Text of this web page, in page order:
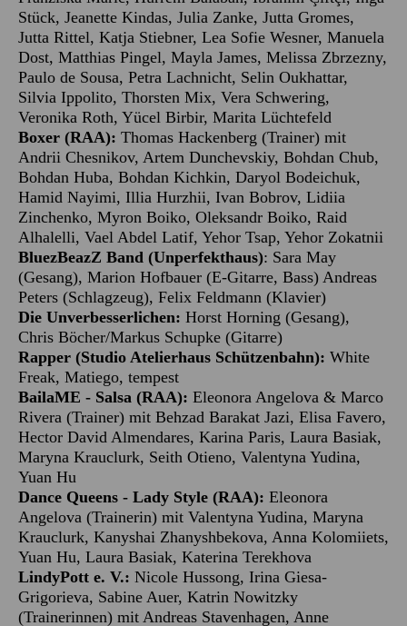
Stück, Jeanette Kindas, Julia Zanke, Jutta Gromes,
Jutta Rittel, Katja Stiebner, Lea Sofie Wesner, Manuela
Dost, Matthias Pingel, Mayla James, Melissa Zbrzezny,
Paulo de Sousa, Petra Lachnicht, Selin Oukhattar,
Silvia Ippolito, Thorsten Mix, Vera Schwering,
Veronika Roth, Yücel Birbir, Marita Lüchtefeld
Boxer (RAA): Thomas Hackenberg (Trainer) mit
Andrii Chesnikov, Artem Dunchevskiy, Bohdan Chub,
Bohdan Huba, Bohdan Kichkin, Daryol Bodeichuk,
Hamid Nayimi, Illia Hurzhii, Ivan Bobrov, Lidiia
Zinchenko, Myron Boiko, Oleksandr Boiko, Raid
Alhalelli, Vael Abdel Latif, Yehor Tsap, Yehor Zokatnii
BluezBeazZ Band (Unperfekthaus): Sara May
(Gesang), Marion Hofbauer (E-Gitarre, Bass) Andreas
Peters (Schlagzeug), Felix Feldmann (Klavier)
Die Unverbesserlichen: Horst Horning (Gesang),
Chris Böcher/Markus Schupke (Gitarre)
Rapper (Studio Atelierhaus Schützenbahn): White
Freak, Matiego, tempest
BailaME - Salsa (RAA): Eleonora Angelova & Marco
Rivera (Trainer) mit Behzad Barakat Jazi, Elisa Favero,
Hector David Almendares, Karina Paris, Laura Basiak,
Maryna Krauclurk, Seith Otieno, Valentyna Yudina,
Yuan Hu
Dance Queens - Lady Style (RAA): Eleonora
Angelova (Trainerin) mit Valentyna Yudina, Maryna
Krauclurk, Kanyshai Zhanyshbekova, Anna Kolomiiets,
Yuan Hu, Laura Basiak, Katerina Terekhova
LindyPott e. V.: Nicole Hussong, Irina Giesa-
Grigorieva, Sabine Auer, Katrin Nowitzky
(Trainerinnen) mit Andreas Stavenhagen, Anne